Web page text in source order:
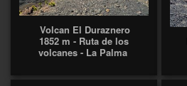
Volcan El Duraznero
1852 m - Ruta de los
volcanes - La Palma